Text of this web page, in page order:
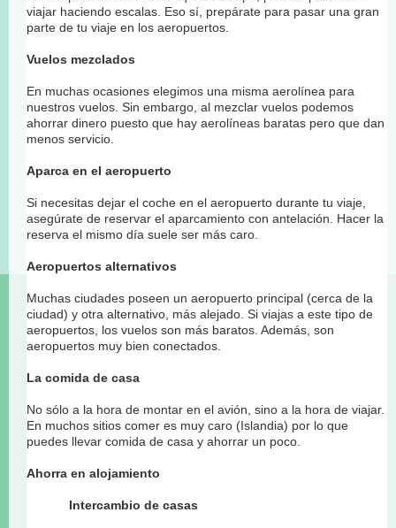
viajar haciendo escalas. Eso sí, prepárate para pasar una gran
parte de tu viaje en los aeropuertos.
Vuelos mezclados
En muchas ocasiones elegimos una misma aerolínea para
nuestros vuelos. Sin embargo, al mezclar vuelos podemos
ahorrar dinero puesto que hay aerolíneas baratas pero que dan
menos servicio.
Aparca en el aeropuerto
Si necesitas dejar el coche en el aeropuerto durante tu viaje,
asegúrate de reservar el aparcamiento con antelación. Hacer la
reserva el mismo día suele ser más caro.
Aeropuertos alternativos
Muchas ciudades poseen un aeropuerto principal (cerca de la
ciudad) y otra alternativo, más alejado. Si viajas a este tipo de
aeropuertos, los vuelos son más baratos. Además, son
aeropuertos muy bien conectados.
La comida de casa
No sólo a la hora de montar en el avión, sino a la hora de viajar.
En muchos sitios comer es muy caro (Islandia) por lo que
puedes llevar comida de casa y ahorrar un poco.
Ahorra en alojamiento
Intercambio de casas